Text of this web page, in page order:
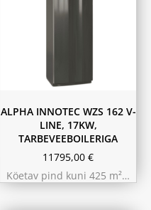
ALPHA INNOTEC WZS 162 V-
LINE, 17KW,
TARBEVEEBOILERIGA
11795,00 €
Köetav pind kuni 425 m²…